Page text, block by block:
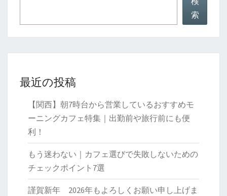
索
最近の投稿
【関西】朝7時台から営業しているおすすめモ
ーニングカフェ特集｜出勤前や旅行前にも便
利！
もう迷わない｜カフェ選びで失敗しないための
チェックポイント7選
謹賀新年 2026年もよろしくお願い申し上げま